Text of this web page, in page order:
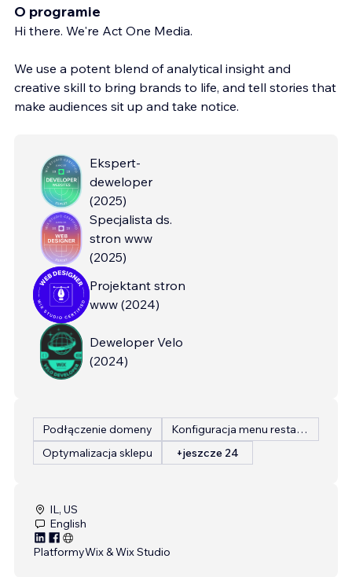
O programie
Hi there. We're Act One Media.
We use a potent blend of analytical insight and
creative skill to bring brands to life, and tell stories that
make audiences sit up and take notice.
Ekspert-
deweloper
(2025)
Specjalista ds.
stron www
(2025)
Projektant stron
www (2024)
Deweloper Velo
(2024)
Podłączenie domeny
Konfiguracja menu restauracji
Optymalizacja sklepu
+jeszcze 24
IL, US
English
PlatformyWix & Wix Studio